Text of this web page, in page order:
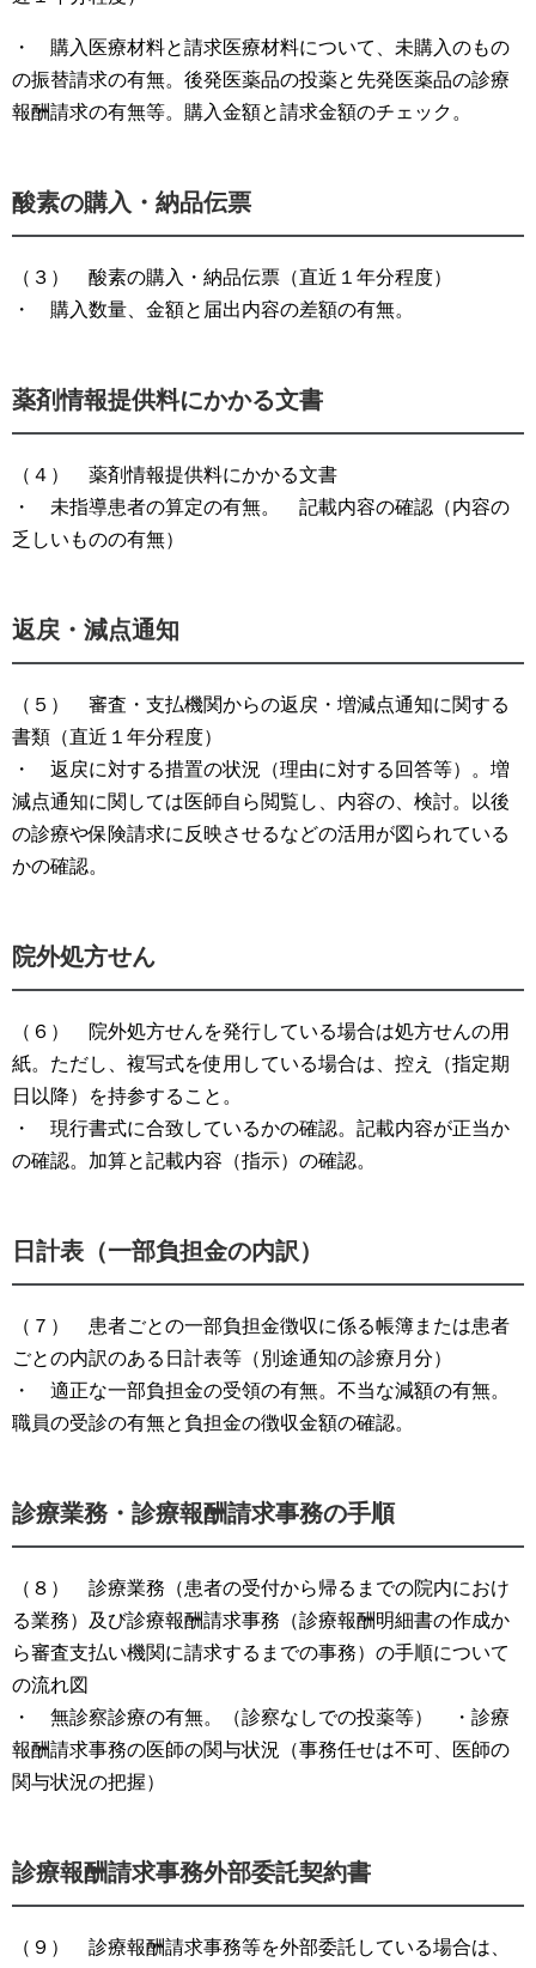
・ 購入医療材料と請求医療材料について、未購入のもの
の振替請求の有無。後発医薬品の投薬と先発医薬品の診療
報酬請求の有無等。購入金額と請求金額のチェック。
酸素の購入・納品伝票
（３） 酸素の購入・納品伝票（直近１年分程度）
・ 購入数量、金額と届出内容の差額の有無。
薬剤情報提供料にかかる文書
（４） 薬剤情報提供料にかかる文書
・ 未指導患者の算定の有無。 記載内容の確認（内容の
乏しいものの有無）
返戻・減点通知
（５） 審査・支払機関からの返戻・増減点通知に関する
書類（直近１年分程度）
・ 返戻に対する措置の状況（理由に対する回答等）。増
減点通知に関しては医師自ら閲覧し、内容の、検討。以後
の診療や保険請求に反映させるなどの活用が図られている
かの確認。
院外処方せん
（６） 院外処方せんを発行している場合は処方せんの用
紙。ただし、複写式を使用している場合は、控え（指定期
日以降）を持参すること。
・ 現行書式に合致しているかの確認。記載内容が正当か
の確認。加算と記載内容（指示）の確認。
日計表（一部負担金の内訳）
（７） 患者ごとの一部負担金徴収に係る帳簿または患者
ごとの内訳のある日計表等（別途通知の診療月分）
・ 適正な一部負担金の受領の有無。不当な減額の有無。
職員の受診の有無と負担金の徴収金額の確認。
診療業務・診療報酬請求事務の手順
（８） 診療業務（患者の受付から帰るまでの院内におけ
る業務）及び診療報酬請求事務（診療報酬明細書の作成か
ら審査支払い機関に請求するまでの事務）の手順について
の流れ図
・ 無診察診療の有無。（診察なしでの投薬等） ・診療
報酬請求事務の医師の関与状況（事務任せは不可、医師の
関与状況の把握）
診療報酬請求事務外部委託契約書
（９） 診療報酬請求事務等を外部委託している場合は、